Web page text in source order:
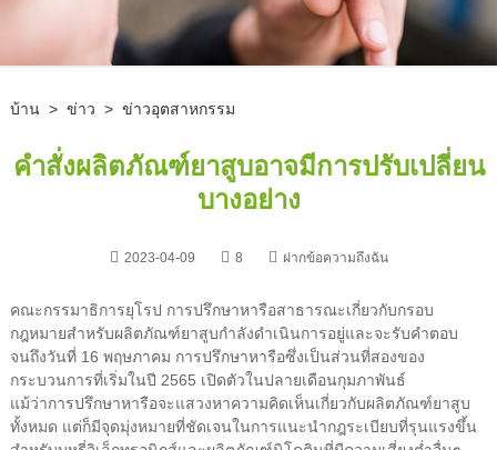
บ้าน > ข่าว > ข่าวอุตสาหกรรม
คำสั่งผลิตภัณฑ์ยาสูบอาจมีการปรับเปลี่ยน
บางอย่าง
2023-04-09 8 ฝากข้อความถึงฉัน
คณะกรรมาธิการยุโรป การปรึกษาหารือสาธารณะเกี่ยวกับกรอบ
กฎหมายสำหรับผลิตภัณฑ์ยาสูบกำลังดำเนินการอยู่และจะรับคำตอบ
จนถึงวันที่ 16 พฤษภาคม การปรึกษาหารือซึ่งเป็นส่วนที่สองของ
กระบวนการที่เริ่มในปี 2565 เปิดตัวในปลายเดือนกุมภาพันธ์
แม้ว่าการปรึกษาหารือจะแสวงหาความคิดเห็นเกี่ยวกับผลิตภัณฑ์ยาสูบ
ทั้งหมด แต่ก็มีจุดมุ่งหมายที่ชัดเจนในการแนะนำกฎระเบียบที่รุนแรงขึ้น